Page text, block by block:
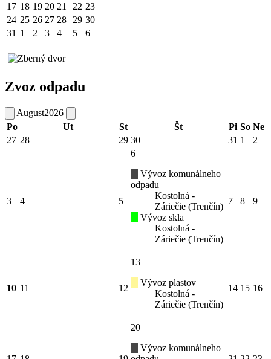
17 18 19 20 21 22 23
24 25 26 27 28 29 30
31 1 2 3 4 5 6
Zvoz odpadu
August2026
Po
Ut St Št Pi So Ne
27 28 29 30 31 1 2
3 4 5
6
Vývoz komunálneho
odpadu
Kostolná -
Záriečie (Trenčín)
Vývoz skla
Kostolná -
Záriečie (Trenčín)
7 8 9
10 11 12
13
Vývoz plastov
Kostolná -
Záriečie (Trenčín)
14 15 16
20
Vývoz komunálneho